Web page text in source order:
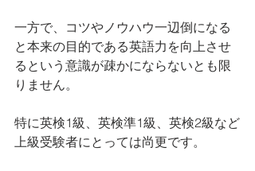
一方で、コツやノウハウ一辺倒になる
と本来の目的である英語力を向上させ
るという意識が疎かにならないとも限
りません。
特に英検1級、英検準1級、英検2級など
上級受験者にとっては尚更です。